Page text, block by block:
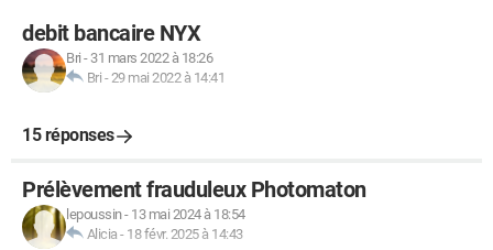
debit bancaire NYX
Bri - 31 mars 2022 à 18:26
Bri -29 mai 2022 à 14:41
15 réponses
Prélèvement frauduleux Photomaton
lepoussin- 13 mai 2024 à 18:54
Alicia - 18 févr. 2025 à 14:43